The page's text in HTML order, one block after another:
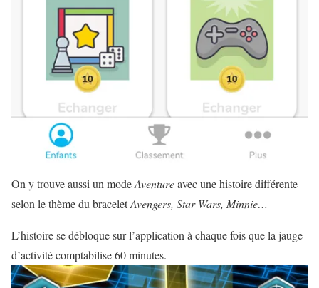
On y trouve aussi un modeAventureavec une histoire différente
selon le thème du braceletAvengers, Star Wars, Minnie…
L’histoire se débloque sur l’application à chaque fois que la jauge
d’activité comptabilise 60 minutes.